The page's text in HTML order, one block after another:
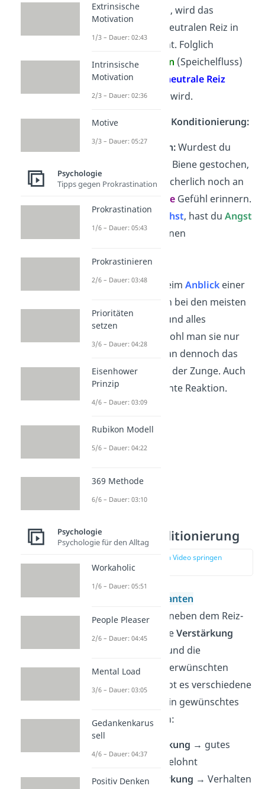
bedeutsamen Reizes, wird das
Verhalten mit dem neutralen Reiz in
Verbindung
gebracht. Folglich
entsteht dieReaktion (Speichelfluss)
auch wennnur
neutrale Reiz
(Glocke) präsentiert wird.
Beispiele klassische Konditionierung:
Angst vor Bienen:Wurdest du
bereits von einer Biene gestochen,
kannst du dich sicherlich noch an
schmerzhafte Gefühl erinnern.
Sobald du sie
siehst, hast du Angst
und versuchst ihnen
saure Zitrone: Beim Anblickeiner
sich bei den meisten
Menschen im Mund alles
. Obwohl man sie nur
anschaut, hat man dennoch das
saure Gefühl
auf der Zunge. Auch
das ist eine erlernte Reaktion.
Operante Konditionierung
zur Stelle im Video springen
(01:53)
Grundlage der
operanten
Konditionierung
ist neben dem Reiz-
Reaktions-Modell, dieVerstärkung
eines gewünschten und die
Bestrafungeines unerwünschten
Verhaltens. Dabei gibt es verschiedene
Möglichkeiten, um ein gewünschtes
Verhalten zu fördern:
positive Verstärkung → gutes
Verhalten wird belohnt
negative Verstärkung → Verhalten
Extrinsische
Motivation
1/3 – Dauer: 02:43
Intrinsische
Motivation
2/3 – Dauer: 02:36
Motive
3/3 – Dauer: 05:27
Psychologie
Tipps gegen Prokrastination
Prokrastination
1/6 – Dauer: 05:43
Prokrastinieren
2/6 – Dauer: 03:48
Prioritäten
setzen
3/6 – Dauer: 04:28
Eisenhower
Prinzip
4/6 – Dauer: 03:09
Rubikon Modell
5/6 – Dauer: 04:22
369 Methode
6/6 – Dauer: 03:10
Psychologie
Psychologie für den Alltag
Workaholic
1/6 – Dauer: 05:51
People Pleaser
2/6 – Dauer: 04:45
Mental Load
3/6 – Dauer: 03:05
Gedankenkarus
sell
4/6 – Dauer: 04:37
Positiv Denken